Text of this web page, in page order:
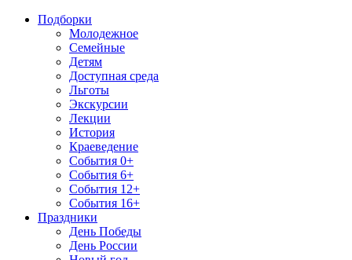
Подборки
Молодежное
Семейные
Детям
Доступная среда
Льготы
Экскурсии
Лекции
История
Краеведение
События 0+
События 6+
События 12+
События 16+
Праздники
День Победы
День России